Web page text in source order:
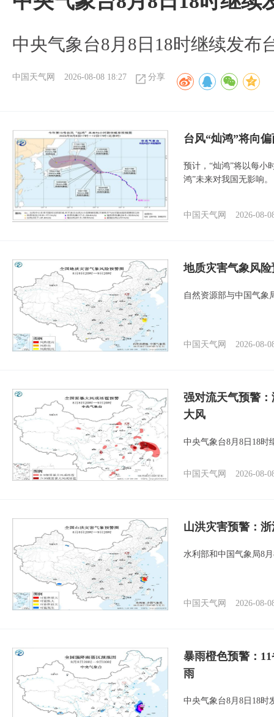
中央气象台8月8日18时继续发布
中国天气网 2026-08-08 18:27 分享
台风“灿鸿”将向
预计，“灿鸿”将以每小
鸿”未来对我国无影响。
中国天气网 2026-08-
地质灾害气象风
自然资源部与中国气象
中国天气网 2026-08-
强对流天气预警
大风
中央气象台8月8日18时
中国天气网 2026-08-
山洪灾害预警：
水利部和中国气象局8
中国天气网 2026-08-
暴雨橙色预警：
雨
中央气象台8月8日18时